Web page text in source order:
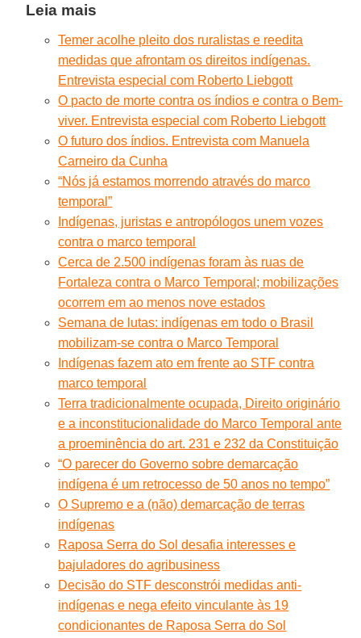
Leia mais
Temer acolhe pleito dos ruralistas e reedita
medidas que afrontam os direitos indígenas.
Entrevista especial com Roberto Liebgott
O pacto de morte contra os índios e contra o Bem-
viver. Entrevista especial com Roberto Liebgott
O futuro dos índios. Entrevista com Manuela
Carneiro da Cunha
“Nós já estamos morrendo através do marco
temporal”
Indígenas, juristas e antropólogos unem vozes
contra o marco temporal
Cerca de 2.500 indígenas foram às ruas de
Fortaleza contra o Marco Temporal; mobilizações
ocorrem em ao menos nove estados
Semana de lutas: indígenas em todo o Brasil
mobilizam-se contra o Marco Temporal
Indígenas fazem ato em frente ao STF contra
marco temporal
Terra tradicionalmente ocupada, Direito originário
e a inconstitucionalidade do Marco Temporal ante
a proeminência do art. 231 e 232 da Constituição
“O parecer do Governo sobre demarcação
indígena é um retrocesso de 50 anos no tempo”
O Supremo e a (não) demarcação de terras
indígenas
Raposa Serra do Sol desafia interesses e
bajuladores do agribusiness
Decisão do STF desconstrói medidas anti-
indígenas e nega efeito vinculante às 19
condicionantes de Raposa Serra do Sol